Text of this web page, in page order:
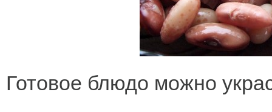
Готовое блюдо можно